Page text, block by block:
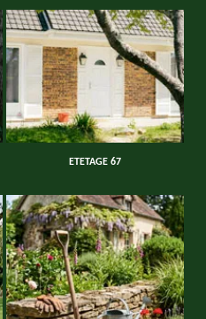
ETETAGE 67